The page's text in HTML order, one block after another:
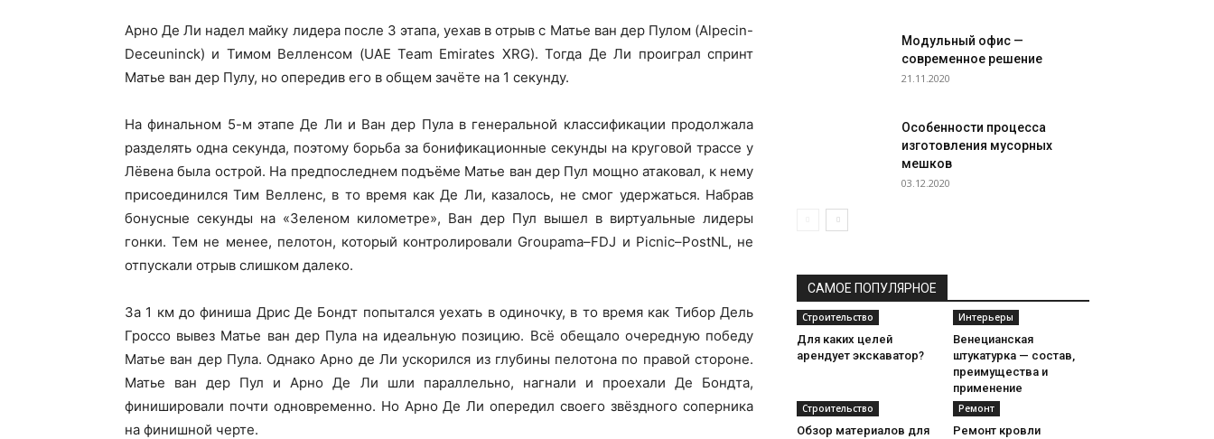
Арно Де Ли надел майку лидера после 3 этапа, уехав в отрыв с Матье ван дер Пулом (Alpecin-
Deceuninck) и Тимом Велленсом (UAE Team Emirates XRG). Тогда Де Ли проиграл спринт
Матье ван дер Пулу, но опередив его в общем зачёте на 1 секунду.
На финальном 5-м этапе Де Ли и Ван дер Пула в генеральной классификации продолжала
разделять одна секунда, поэтому борьба за бонификационные секунды на круговой трассе у
Лёвена была острой. На предпоследнем подъёме Матье ван дер Пул мощно атаковал, к нему
присоединился Тим Велленс, в то время как Де Ли, казалось, не смог удержаться. Набрав
бонусные секунды на «Зеленом километре», Ван дер Пул вышел в виртуальные лидеры
гонки. Тем не менее, пелотон, который контролировали Groupama–FDJ и Picnic–PostNL, не
отпускали отрыв слишком далеко.
За 1 км до финиша Дрис Де Бондт попытался уехать в одиночку, в то время как Тибор Дель
Гроссо вывез Матье ван дер Пула на идеальную позицию. Всё обещало очередную победу
Матье ван дер Пула. Однако Арно де Ли ускорился из глубины пелотона по правой стороне.
Матье ван дер Пул и Арно Де Ли шли параллельно, нагнали и проехали Де Бондта,
финишировали почти одновременно. Но Арно Де Ли опередил своего звёздного соперника
на финишной черте.
Модульный офис —
современное решение
21.11.2020
Особенности процесса
изготовления мусорных
мешков
03.12.2020
САМОЕ ПОПУЛЯРНОЕ
Строительство
Для каких целей
арендует экскаватор?
Интерьеры
Венецианская
штукатурка — состав,
преимущества и
применение
Строительство
Обзор материалов для
Ремонт
Ремонт кровли